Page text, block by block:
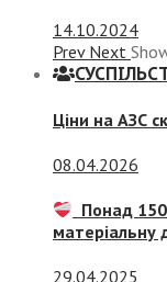
14.10.2024
Prev Next
Ціни на АЗС
08.04.2026
Понад
матеріальну
29.04.2025